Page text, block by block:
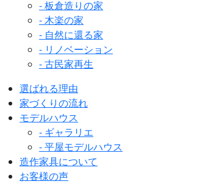
- 板倉造りの家
- 木楽の家
- 自然に還る家
- リノベーション
- 古民家再生
選ばれる理由
家づくりの流れ
モデルハウス
- ギャラリエ
- 平屋モデルハウス
造作家具について
お客様の声